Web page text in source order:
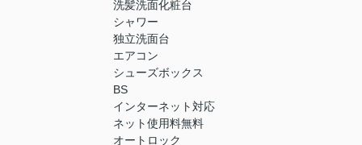
洗髪洗面化粧台
シャワー
独立洗面台
エアコン
シューズボックス
BS
インターネット対応
ネット使用料無料
オートロック